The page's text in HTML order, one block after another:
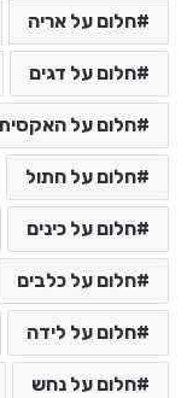
חלום על אריה
חלום על דגים
חלום על
חלום על חתול
חלום על כינים
חלום על כלבים
חלום על לידה
חלום על נחש